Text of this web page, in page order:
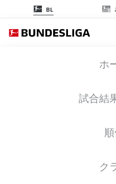
BL
ホ
試合結
ク
BUNDESLIGA
PLAYERS CLUBS